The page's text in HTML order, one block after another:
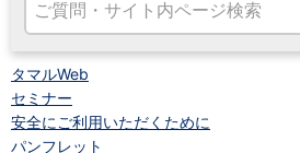
タマルWeb
セミナー
安全にご利用いただくために
パンフレット